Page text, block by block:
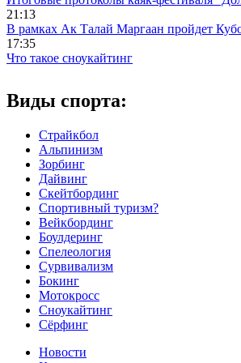
21:13
В рамках Ак Талай Маргаан пройдет
17:35
Что такое сноукайтинг
Виды спорта:
Страйкбол
Альпинизм
Зорбинг
Дайвинг
Скейтбординг
Спортивный туризм?
Вейкбординг
Боулдеринг
Спелеология
Сурвивализм
Бокинг
Мотокросс
Сноукайтинг
Сёрфинг
Новости